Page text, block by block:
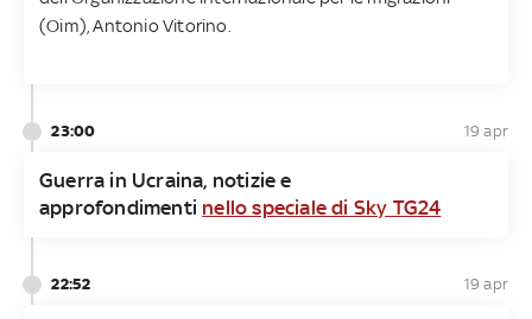
(Oim), Antonio Vitorino.
23:00 19 apr
Guerra in Ucraina, notizie e
approfondimenti nello speciale di Sky TG24
22:52 19 apr